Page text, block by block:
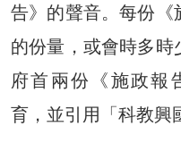
告》的聲音。每份《
的份量，或會時多
府首兩份《施政報
育，並引用「科教興